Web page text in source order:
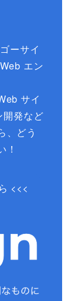
ーサイ
エン
サイ
開発など
、どう
！
<<<